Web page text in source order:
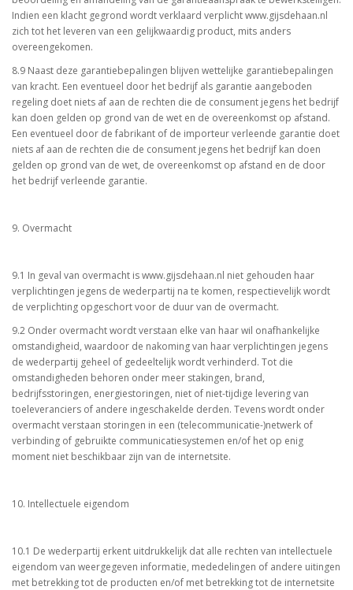
Indien een klacht gegrond wordt verklaard verplicht www.gijsdehaan.nl
zich tot het leveren van een gelijkwaardig product, mits anders
overeengekomen.
8.9 Naast deze garantiebepalingen blijven wettelijke garantiebepalingen
van kracht. Een eventueel door het bedrijf als garantie aangeboden
regeling doet niets af aan de rechten die de consument jegens het bedrijf
kan doen gelden op grond van de wet en de overeenkomst op afstand.
Een eventueel door de fabrikant of de importeur verleende garantie doet
niets af aan de rechten die de consument jegens het bedrijf kan doen
gelden op grond van de wet, de overeenkomst op afstand en de door
het bedrijf verleende garantie.
9. Overmacht
9.1 In geval van overmacht is www.gijsdehaan.nl niet gehouden haar
verplichtingen jegens de wederpartij na te komen, respectievelijk wordt
de verplichting opgeschort voor de duur van de overmacht.
9.2 Onder overmacht wordt verstaan elke van haar wil onafhankelijke
omstandigheid, waardoor de nakoming van haar verplichtingen jegens
de wederpartij geheel of gedeeltelijk wordt verhinderd. Tot die
omstandigheden behoren onder meer stakingen, brand,
bedrijfsstoringen, energiestoringen, niet of niet-tijdige levering van
toeleveranciers of andere ingeschakelde derden. Tevens wordt onder
overmacht verstaan storingen in een (telecommunicatie-)netwerk of
verbinding of gebruikte communicatiesystemen en/of het op enig
moment niet beschikbaar zijn van de internetsite.
10. Intellectuele eigendom
10.1 De wederpartij erkent uitdrukkelijk dat alle rechten van intellectuele
eigendom van weergegeven informatie, mededelingen of andere uitingen
met betrekking tot de producten en/of met betrekking tot de internetsite